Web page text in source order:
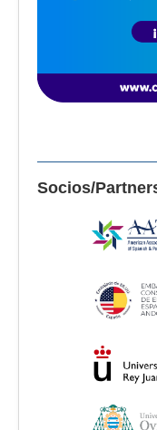
Socios/